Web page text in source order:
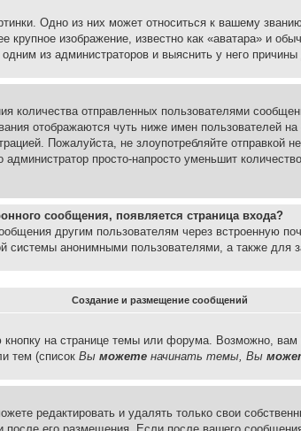
Одно из них может относиться к вашему
изображение, известно как «аватара» и
из администраторов и выяснить у него причины
количества отправленных пользователями
отображаются чуть ниже имен пользователей
Пожалуйста, не злоупотребляйте
просто-напросто уменьшит
сообщения, появляется страница входа?
другим пользователям через встроенную
системы анонимными пользователями, а также для
Создание и размещение сообщений
на странице темы или форума. Возможно, вам
тем (список Вы можете начинать темы, Вы
редактировать и удалять только свои